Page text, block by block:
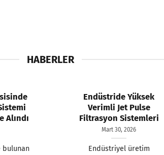
HABERLER
Alındı
bulunan
Endüstride Yüksek
Verimli Jet Pulse
Filtrasyon Sistemleri
Mart 30, 2026
Endüstriyel üretim